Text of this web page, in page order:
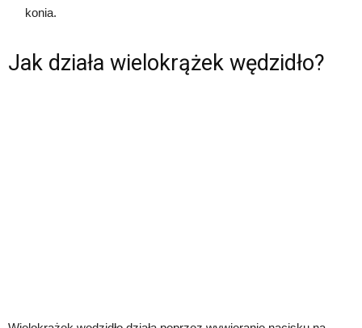
konia.
Jak działa wielokrążek wędzidło?